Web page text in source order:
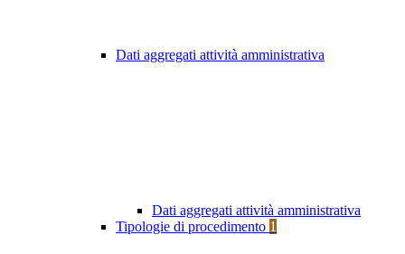
Dati aggregati attività amministrativa
Dati aggregati attività amministrativa
Tipologie di procedimento 1